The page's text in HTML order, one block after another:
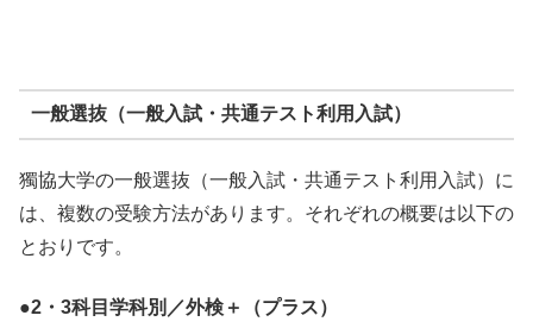
一般選抜（一般入試・共通テスト利用入試）
獨協大学の一般選抜（一般入試・共通テスト利用入試）に
は、複数の受験方法があります。それぞれの概要は以下の
とおりです。
●2・3科目学科別／外検＋（プラス）